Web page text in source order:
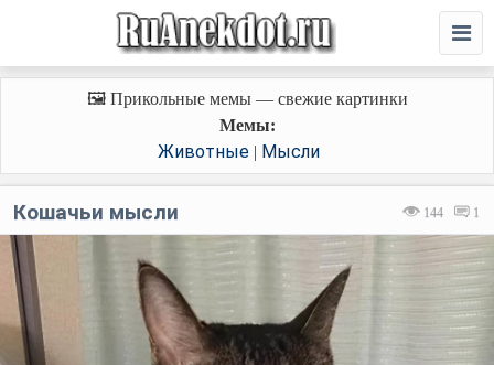
🖼️ Прикольные мемы — свежие картинки
Мемы:
Животные | Мысли
144 1
Кошачьи мысли